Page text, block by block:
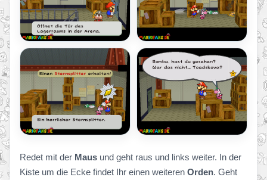
Redet mit der Maus und geht raus und links weiter. In der
Kiste um die Ecke findet Ihr einen weiteren Orden. Geht